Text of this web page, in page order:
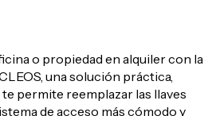
o propiedad en alquiler con la
una solución práctica,
permite reemplazar las llaves
de acceso más cómodo y